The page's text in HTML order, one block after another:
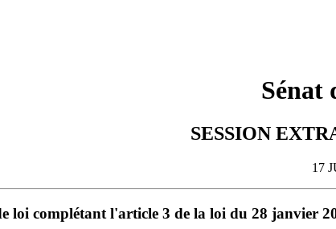
Sénat
SESSION
17
loi complétant l'article 3 de la loi du 28 janvier